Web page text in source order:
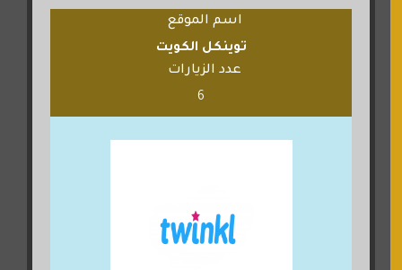
اسم الموقع
توينكل الكويت
عدد الزيارات
6